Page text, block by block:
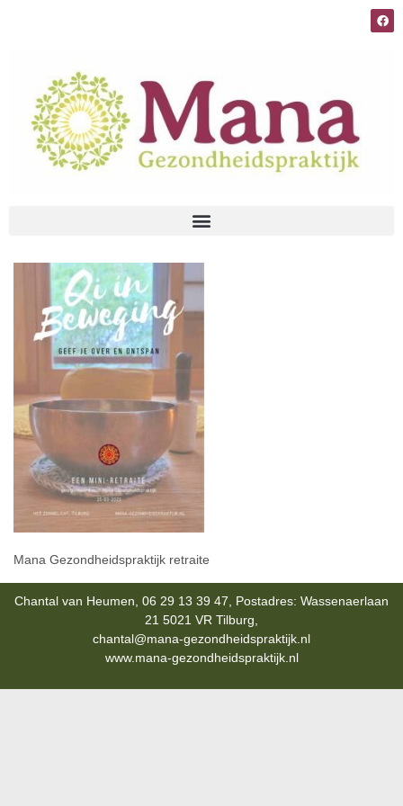
Mana Gezondheidspraktijk retraite
Chantal van Heumen, 06 29 13 39 47, Postadres: Wassenaerlaan
21 5021 VR Tilburg,
chantal@mana-gezondheidspraktijk.nl
www.mana-gezondheidspraktijk.nl